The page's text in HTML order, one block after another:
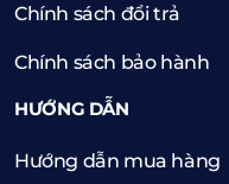
Chính sách đổi trả
Chính sách bảo hành
HƯỚNG DẪN
Hướng dẫn mua hàng